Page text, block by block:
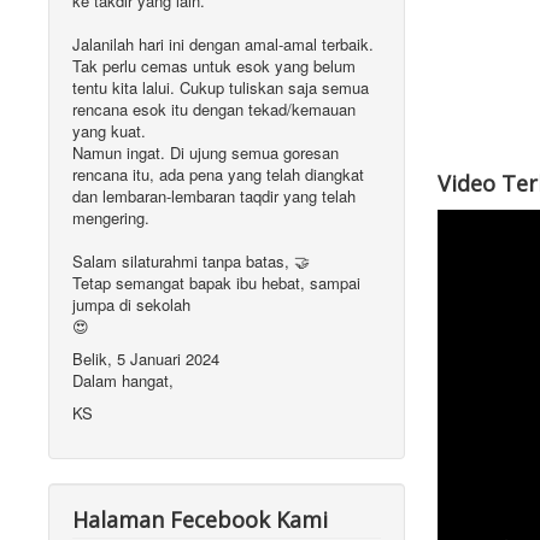
Jalanilah hari ini dengan amal-amal terbaik.
Tak perlu cemas untuk esok yang belum
tentu kita lalui. Cukup tuliskan saja semua
rencana esok itu dengan tekad/kemauan
yang kuat.
Namun ingat. Di ujung semua goresan
rencana itu, ada pena yang telah diangkat
dan lembaran-lembaran taqdir yang telah
mengering.
Salam silaturahmi tanpa batas, 🤝
Tetap semangat bapak ibu hebat, sampai
jumpa di sekolah
😍
Belik, 5 Januari 2024
Dalam hangat,
KS
Halaman Fecebook Kami
Video